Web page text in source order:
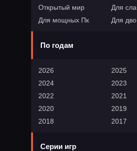
Открытый мир
Для
Для мощных Пк
Для
По годам
2026
2025
2024
2023
2022
2021
2020
2019
2018
2017
Серии игр